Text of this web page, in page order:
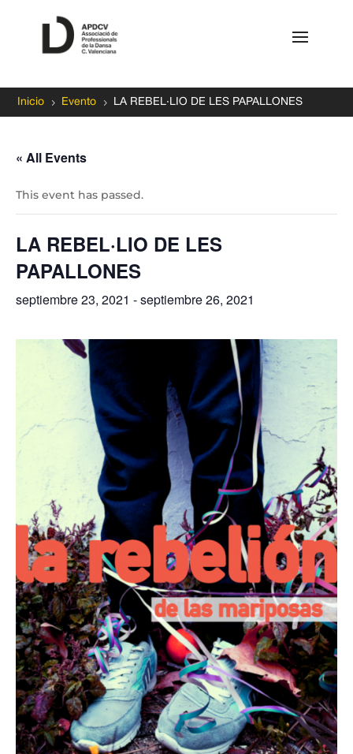
Inicio 5 Evento 5 LA REBEL·LIO DE LES PAPALLONES
« All Events
This event has passed.
LA REBEL·LIO DE LES
PAPALLONES
septiembre 23, 2021 -septiembre 26, 2021